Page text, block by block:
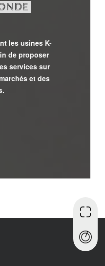
les usines K-
de proposer
services sur
et des